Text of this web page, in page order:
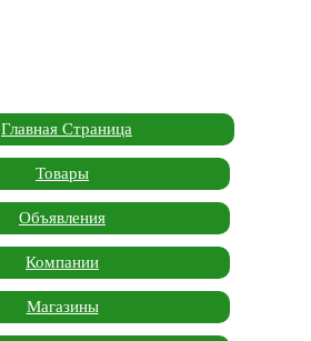
Главная Страница
Товары
Объявления
Компании
Магазины